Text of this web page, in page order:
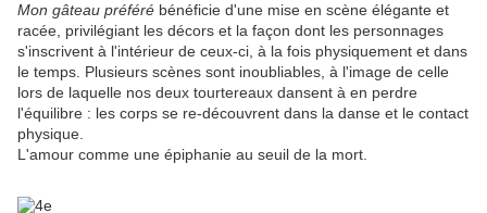
Mon gâteau préféré bénéficie d'une mise en scène élégante et
racée, privilégiant les décors et la façon dont les personnages
s'inscrivent à l'intérieur de ceux-ci, à la fois physiquement et dans
le temps. Plusieurs scènes sont inoubliables, à l'image de celle
lors de laquelle nos deux tourtereaux dansent à en perdre
l'équilibre : les corps se re-découvrent dans la danse et le contact
physique.
L'amour comme une épiphanie au seuil de la mort.